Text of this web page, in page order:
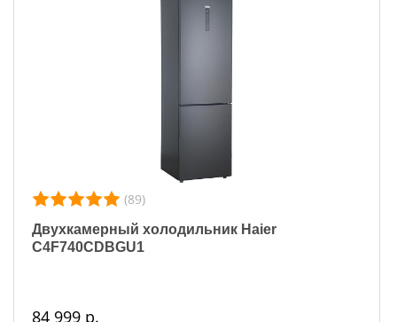
(89)
Двухкамерный холодильник Haier
C4F740CDBGU1
84 999 р.